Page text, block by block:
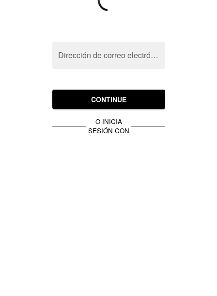
Dirección de correo electrónico
CONTINUE
O INICIA
SESIÓN CON